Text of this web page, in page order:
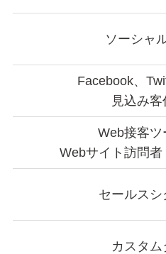
ソーシャ
Facebook、
見込み客
Web接客ツ
Webサイト訪問
セールスシ
カスタム